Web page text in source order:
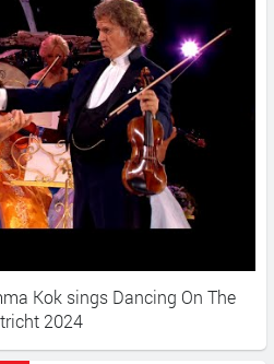
Kok sings Dancing On The
2024